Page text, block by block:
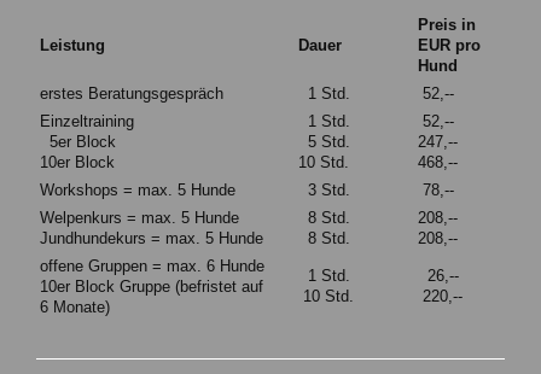
Leistung Dauer
Preis in
EUR pro
Hund
erstes Beratungsgespräch
1 Std.
52,--
Einzeltraining
5er Block
10er Block
1 Std.
5 Std.
10 Std.
52,--
247,--
468,--
Workshops = max. 5 Hunde
3 Std.
78,--
Welpenkurs = max. 5 Hunde
Jundhundekurs = max. 5 Hunde
8 Std.
8 Std.
208,--
208,--
offene Gruppen = max. 6 Hunde
10er Block Gruppe (befristet auf
6 Monate)
1 Std.
10 Std.
26,--
220,--